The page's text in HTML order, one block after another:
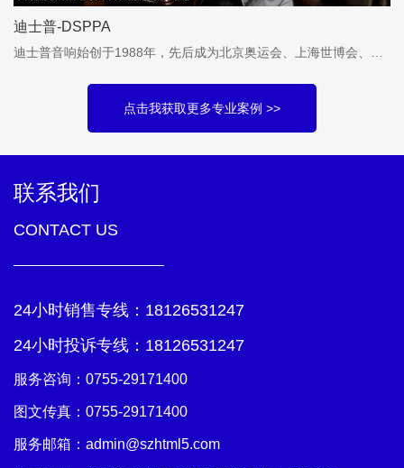
迪士普-DSPPA
点击我获取更多专业案例 >>
联系我们
CONTACT US
24小时销售专线： 18126531247
24小时投诉专线： 18126531247
服务咨询： 0755-29171400
图文传真：0755-29171400
服务邮箱： admin@szhtml5.com